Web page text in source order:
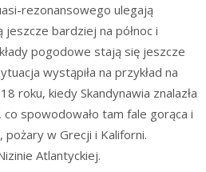
rezonansowego ulegają
jeszcze bardziej na północ i
pogodowe stają się jeszcze
wystąpiła na przykład na
roku, kiedy Skandynawia znalazła
spowodowało tam fale gorąca i
w Grecji i Kaliforni.
Atlantyckiej.